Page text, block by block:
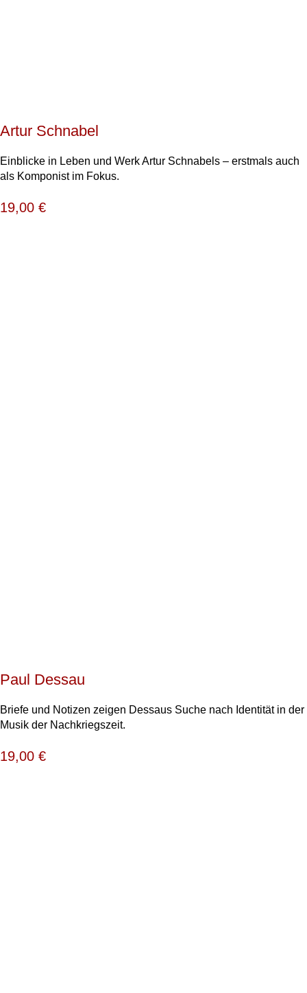
Artur Schnabel
Einblicke in Leben und Werk Artur Schnabels – erstmals auch
als Komponist im Fokus.
19,00 €
Paul Dessau
Briefe und Notizen zeigen Dessaus Suche nach Identität in der
Musik der Nachkriegszeit.
19,00 €